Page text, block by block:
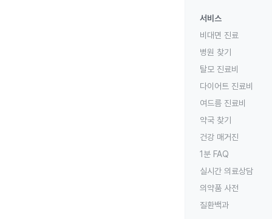
서비스
비대면 진료
병원 찾기
탈모 진료비
다이어트 진료비
여드름 진료비
약국 찾기
건강 매거진
1분 FAQ
실시간 의료상담
의약품 사전
질환백과